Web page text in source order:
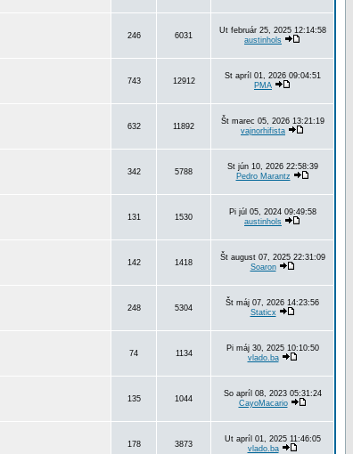
246 6031
Ut február 25, 2025 12:14:58
austinhols
743 12912
St apríl 01, 2026 09:04:51
PMA
632 11892
Št marec 05, 2026 13:21:19
vajnorhifista
342 5788
St jún 10, 2026 22:58:39
Pedro Marantz
131 1530
Pi júl 05, 2024 09:49:58
austinhols
142 1418
Št august 07, 2025 22:31:09
Soaron
248 5304
Št máj 07, 2026 14:23:56
Staticx
74 1134
Pi máj 30, 2025 10:10:50
vlado.ba
135 1044
So apríl 08, 2023 05:31:24
CayoMacario
178 3873
Ut apríl 01, 2025 11:46:05
vlado.ba